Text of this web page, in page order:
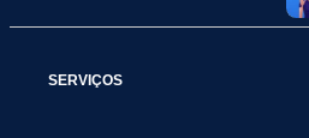
SERVIÇOS